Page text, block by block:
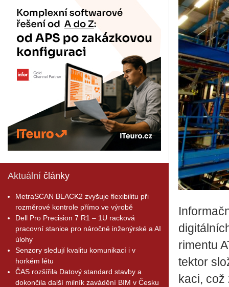
Aktuální články
MetraSCAN BLACK2 zvyšuje flexibilitu při
rozměrové kontrole přímo ve výrobě
Dell Pro Precision 7 R1 – 1U racková
pracovní stanice pro náročné inženýrské a AI
úlohy
Senzory sledují kvalitu komunikací i v
horkém létu
ČAS rozšířila Datový standard stavby a
dokončila další milník zavádění BIM v Česku
ri­men­tu
tek­tor
ka­ci,